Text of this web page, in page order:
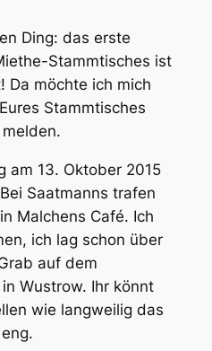
Ding: das erste
Stammtisches ist
Da möchte ich mich
Stammtisches
am 13. Oktober 2015
Saatmanns trafen
Malchens Café. Ich
ich lag schon über
auf dem
Wustrow. Ihr könnt
wie langweilig das